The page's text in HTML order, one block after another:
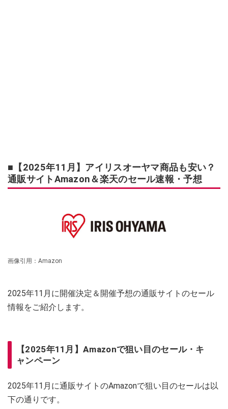
■【2025年11月】アイリスオーヤマ商品も安い？
通販サイトAmazon＆楽天のセール速報・予想
画像引用：Amazon
2025年11月に開催決定＆開催予想の通販サイトのセール
情報をご紹介します。
【2025年11月】Amazonで狙い目のセール・キ
ャンペーン
2025年11月に通販サイトのAmazonで狙い目のセールは以
下の通りです。